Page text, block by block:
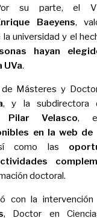
su parte, el
Baeyens,
universidad y el
hayan
UVa.
Másteres y
, y la subdirectora
Pilar Velasco,
en la web de
como las
doctoral.
con la
, Doctor en